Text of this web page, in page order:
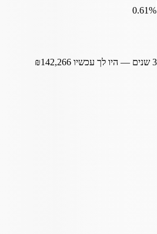
0.61%
— היו לך עכשיו ₪142,266